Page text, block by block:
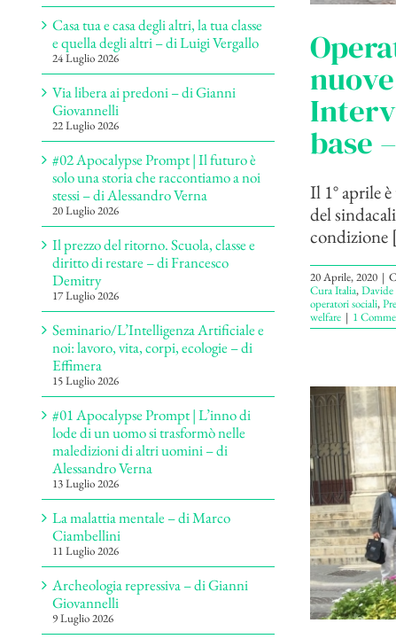
base
Il 1° aprile
del
condizione
20 Aprile, 2020 |
Cura Italia,Davide
operatori sociali,
welfare | 1
Casa tua e casa degli altri, la tua classe
e quella degli altri – di Luigi Vergallo
24 Luglio 2026
Via libera ai predoni – di Gianni
Giovannelli
22 Luglio 2026
#02 Apocalypse Prompt | Il futuro è
solo una storia che raccontiamo a noi
stessi – di Alessandro Verna
20 Luglio 2026
Il prezzo del ritorno. Scuola, classe e
diritto di restare – di Francesco
Demitry
17 Luglio 2026
Seminario/L’Intelligenza Artificiale e
noi: lavoro, vita, corpi, ecologie – di
Effimera
15 Luglio 2026
#01 Apocalypse Prompt | L’inno di
lode di un uomo si trasformò nelle
maledizioni di altri uomini – di
Alessandro Verna
13 Luglio 2026
La malattia mentale – di Marco
Ciambellini
11 Luglio 2026
Archeologia repressiva – di Gianni
Giovannelli
9 Luglio 2026